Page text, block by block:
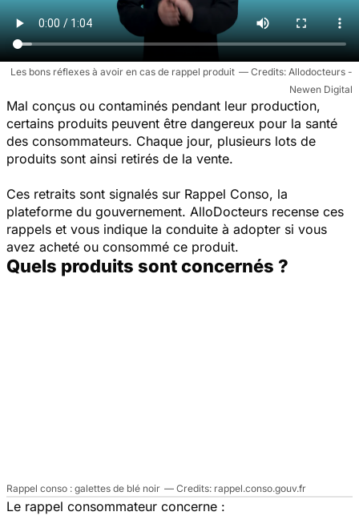
Les bons réflexes à avoir en cas de rappel produit
Allodocteurs -
Newen Digital
Mal conçus ou contaminés pendant leur production,
certains produits peuvent être dangereux pour la santé
des consommateurs. Chaque jour, plusieurs lots de
produits sont ainsi retirés de la vente.
Ces retraits sont signalés sur Rappel Conso, la
plateforme du gouvernement. AlloDocteurs recense ces
rappels et vous indique la conduite à adopter si vous
avez acheté ou consommé ce produit.
Quels produits sont concernés ?
Rappel conso : galettes de blé noir rappel.conso.gouv.fr
Le rappel consommateur concerne :